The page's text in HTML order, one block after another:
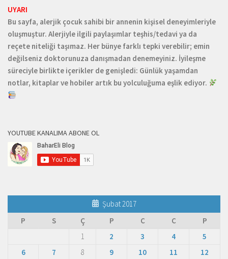
UYARI
Bu sayfa, alerjik çocuk sahibi bir annenin kişisel deneyimleriyle
oluşmuştur. Alerjiyle ilgili paylaşımlar teşhis/tedavi ya da
reçete niteliği taşımaz. Her bünye farklı tepki verebilir; emin
değilseniz doktorunuza danışmadan denemeyiniz. İyileşme
süreciyle birlikte içerikler de genişledi: Günlük yaşamdan
notlar, kitaplar ve hobiler artık bu yolculuğuma eşlik ediyor.
YOUTUBE KANALIMA ABONE OL
Şubat 2017
P
S Ç P C C
P
1
2 3 4
5
6
7 8 9 10 11
12